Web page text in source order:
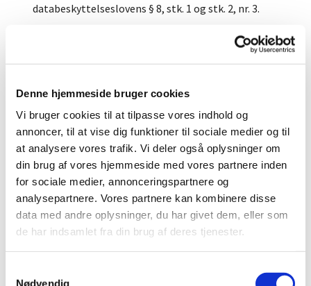
Denne hjemmeside bruger cookies
Vi bruger cookies til at tilpasse vores indhold og
annoncer, til at vise dig funktioner til sociale medier og til
at analysere vores trafik. Vi deler også oplysninger om
din brug af vores hjemmeside med vores partnere inden
for sociale medier, annonceringspartnere og
analysepartnere. Vores partnere kan kombinere disse
data med andre oplysninger, du har givet dem, eller som
de har indsamlet fra din brug af deres tjenester.
Nødvendig
databeskyttelseslovens § 8, stk. 1 og stk. 2, nr. 3.
Behandling af oplysninger om personnummer sker
databeskyttelseslovens § 11, stk. 1.
Modtagere eller kategorier af modtagere af
dine personoplysninger
Vi kan – og har i nogle tilfælde pligt til at –
videregive din henvendelse til andre offentlige
myndigheder eller andre parter med henblik på
behandling af din henvendelse.
Hvis vi modtager en anmodning om aktindsigt i den
sag, som dine personoplysninger indgår i, skal vi
normalt videregive oplysningerne, medmindre